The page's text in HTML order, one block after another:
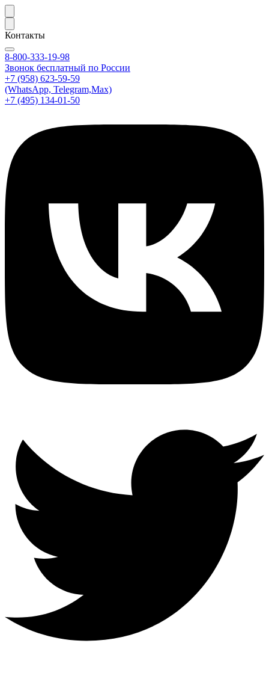
Контакты
8-800-333-19-98
Звонок бесплатный по России
+7 (958) 623-59-59
(WhatsApp, Telegram,Max)
+7 (495) 134-01-50